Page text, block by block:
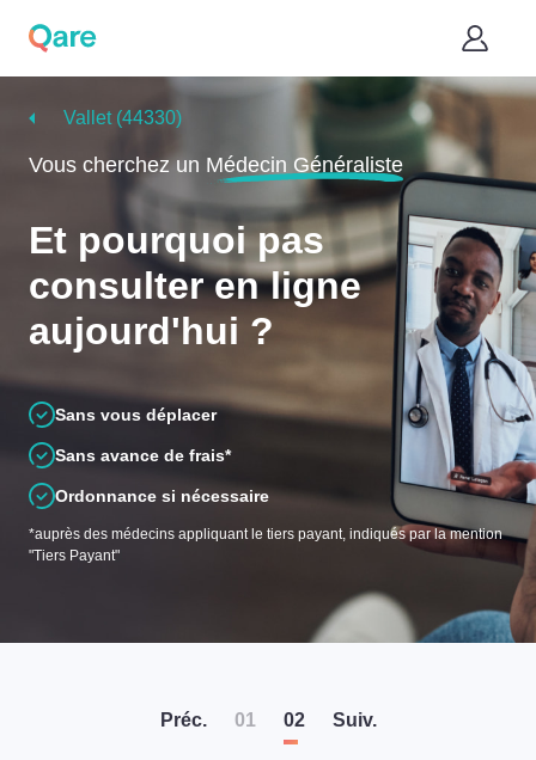
Vallet (44330)
Vous cherchez un Médecin Généraliste
Et pourquoi pas
consulter en ligne
aujourd'hui ?
Sans vous déplacer
Sans avance de frais*
Ordonnance si nécessaire
*auprès des médecins appliquant le tiers payant, indiqués par la mention
"Tiers Payant"
Préc. 01 02 Suiv.